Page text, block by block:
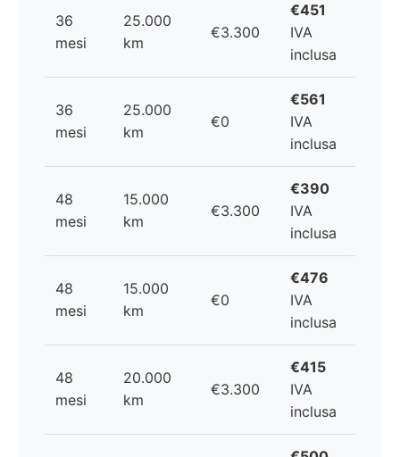
36
mesi
25.000
km
€3.300
€451
IVA
inclusa
36
mesi
25.000
km
€0
€561
IVA
inclusa
48
mesi
15.000
km
€3.300
€390
IVA
inclusa
48
mesi
15.000
km
€0
€476
IVA
inclusa
48
mesi
20.000
km
€3.300
€415
IVA
inclusa